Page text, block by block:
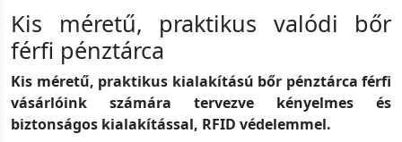
Kis méretű, praktikus valódi bőr
férfi pénztárca
Kis méretű, praktikus kialakítású bőr pénztárca férfi
vásárlóink számára tervezve kényelmes és
biztonságos kialakítással, RFID védelemmel.